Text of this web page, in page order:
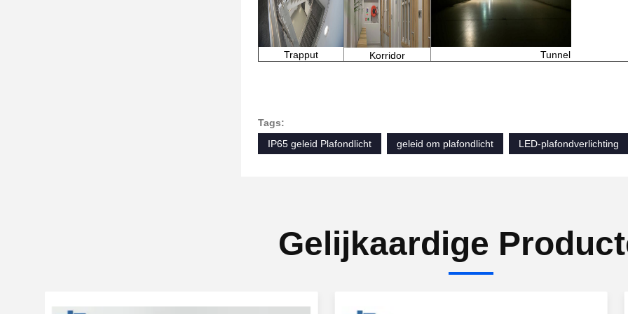
Trapput Korridor Tunnel
Tags:
IP65 geleid Plafondlicht
geleid om plafondlicht LED-plafondverlichting
Gelijkaardige